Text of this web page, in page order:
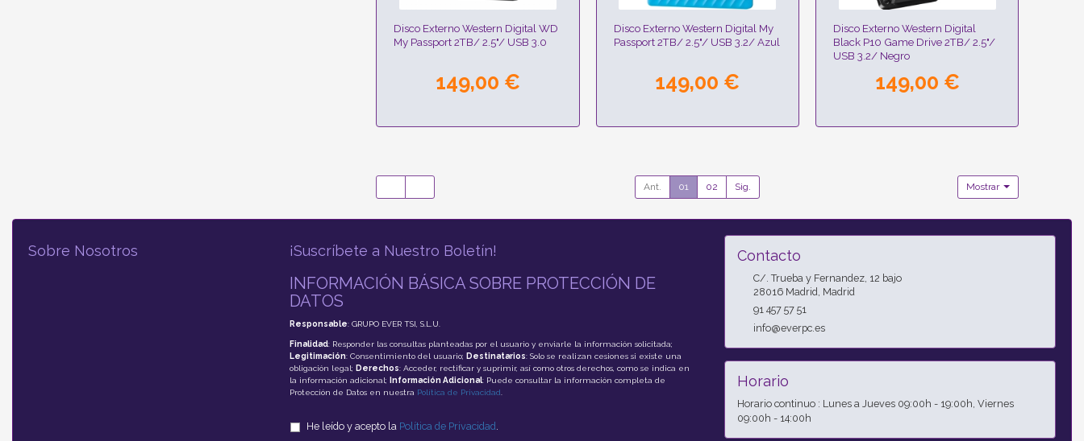
Disco Externo Western Digital WD
My Passport 2TB/ 2.5"/ USB 3.0
149,00 €
Disco Externo Western Digital My
Passport 2TB/ 2.5"/ USB 3.2/ Azul
149,00 €
Disco Externo Western Digital
Black P10 Game Drive 2TB/ 2.5"/
USB 3.2/ Negro
149,00 €
Ant. 01 02 Sig. Mostrar
Sobre Nosotros ¡Suscríbete a Nuestro Boletín!
INFORMACIÓN BÁSICA SOBRE PROTECCIÓN DE
DATOS
Responsable: GRUPO EVER TSI, S.L.U.
Finalidad: Responder las consultas planteadas por el usuario y enviarle la información solicitada;
Legitimación: Consentimiento del usuario; Destinatarios: Solo se realizan cesiones si existe una
obligación legal; Derechos: Acceder, rectificar y suprimir, así como otros derechos, como se indica en
la información adicional;
Información Adicional: Puede consultar la información completa de
Protección de Datos en nuestra Política de Privacidad
He leído y acepto la Política de Privacidad
Contacto
C/. Trueba y Fernandez, 12 bajo
28016 Madrid Madrid
91 457 57 51
info@everpc.es
Horario
Horario continuo : Lunes a Jueves 09:00h - 19:00h, Viernes
09:00h - 14:00h